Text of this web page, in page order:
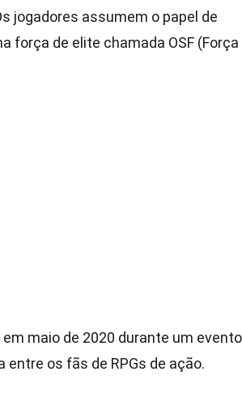
jogadores assumem o papel de
força de elite chamada OSF (Força
maio de 2020 durante um evento
entre os fãs de RPGs de ação.